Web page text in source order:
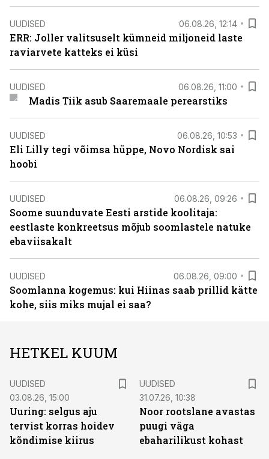
UUDISED 06.08.26, 12:14
ERR: Joller valitsuselt kümneid miljoneid laste
raviarvete katteks ei küsi
UUDISED 06.08.26, 11:00
Madis Tiik asub Saaremaale perearstiks
UUDISED 06.08.26, 10:53
Eli Lilly tegi võimsa hüppe, Novo Nordisk sai
hoobi
UUDISED 06.08.26, 09:26
Soome suunduvate Eesti arstide koolitaja:
eestlaste konkreetsus mõjub soomlastele natuke
ebaviisakalt
UUDISED 06.08.26, 09:00
Soomlanna kogemus: kui Hiinas saab prillid kätte
kohe, siis miks mujal ei saa?
HETKEL KUUM
UUDISED
03.08.26, 15:00
Uuring: selgus aju
tervist korras hoidev
kõndimise kiirus
UUDISED
31.07.26, 10:38
Noor rootslane avastas
puugi väga
ebaharilikust kohast